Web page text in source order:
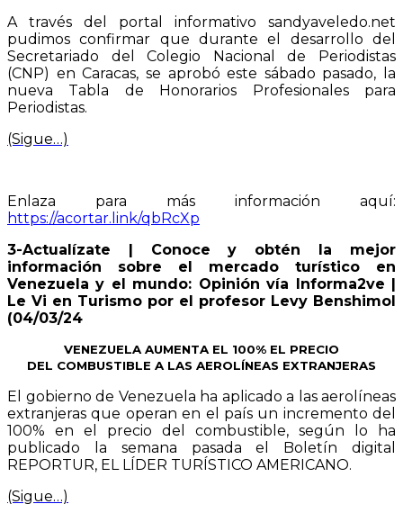
A través del portal informativo sandyaveledo.net
pudimos confirmar que durante el desarrollo del
Secretariado del Colegio Nacional de Periodistas
(CNP) en Caracas, se aprobó este sábado pasado, la
nueva Tabla de Honorarios Profesionales para
Periodistas.
(Sigue…)
Enlaza para más información aquí:
https://acortar.link/qbRcXp
3-Actualízate | Conoce y obtén la mejor
información sobre el mercado turístico en
Venezuela y el mundo: Opinión vía Informa2ve |
Le Vi en Turismo por el profesor Levy Benshimol
(04/03/24
VENEZUELA AUMENTA EL 100% EL PRECIO
DEL COMBUSTIBLE A LAS AEROLÍNEAS EXTRANJERAS
El gobierno de Venezuela ha aplicado a las aerolíneas
extranjeras que operan en el país un incremento del
100% en el precio del combustible, según lo ha
publicado la semana pasada el Boletín digital
REPORTUR, EL LÍDER TURÍSTICO AMERICANO.
(Sigue…)